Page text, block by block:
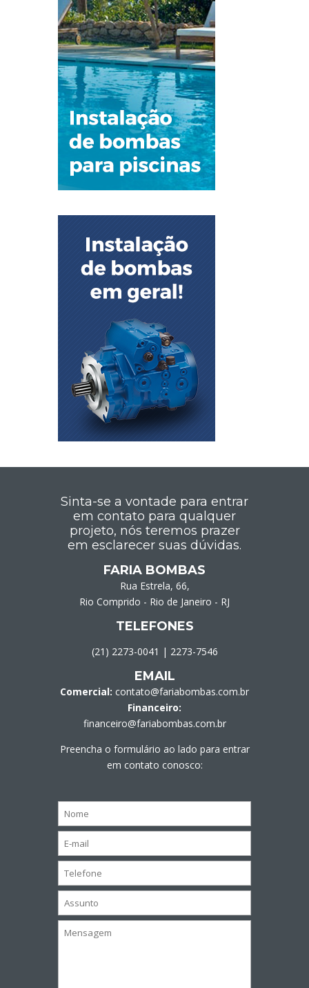
Sinta-se a vontade para entrar
em contato para qualquer
projeto, nós teremos prazer
em esclarecer suas dúvidas.
FARIA BOMBAS
Rua Estrela, 66,
Rio Comprido - Rio de Janeiro - RJ
TELEFONES
(21) 2273-0041 | 2273-7546
EMAIL
Comercial: contato@fariabombas.com.br
Financeiro:
financeiro@fariabombas.com.br
Preencha o formulário ao lado para entrar
em contato conosco: